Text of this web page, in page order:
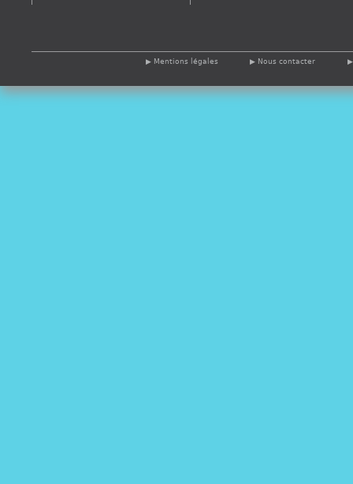
Mentions légales Nous contacter